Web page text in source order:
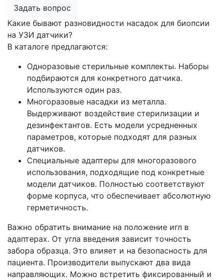
Задать вопрос
Какие бывают разновидности насадок для биопсии
на УЗИ датчики?
В каталоге предлагаются:
Одноразовые стерильные комплекты. Наборы
подбираются для конкретного датчика.
Используются один раз.
Многоразовые насадки из металла.
Выдерживают воздействие стерилизации и
дезинфектантов. Есть модели усредненных
параметров, которые подходят для разных
датчиков.
Специальные адаптеры для многоразового
использования, подходящие под конкретные
модели датчиков. Полностью соответствуют
форме корпуса, что обеспечивает абсолютную
герметичность.
Важно обратить внимание на положение игл в
адаптерах. От угла введения зависит точность
забора образца. Это влияет и на безопасность для
пациента. Производители выпускают два вида
направляющих. Можно встретить фиксированный и